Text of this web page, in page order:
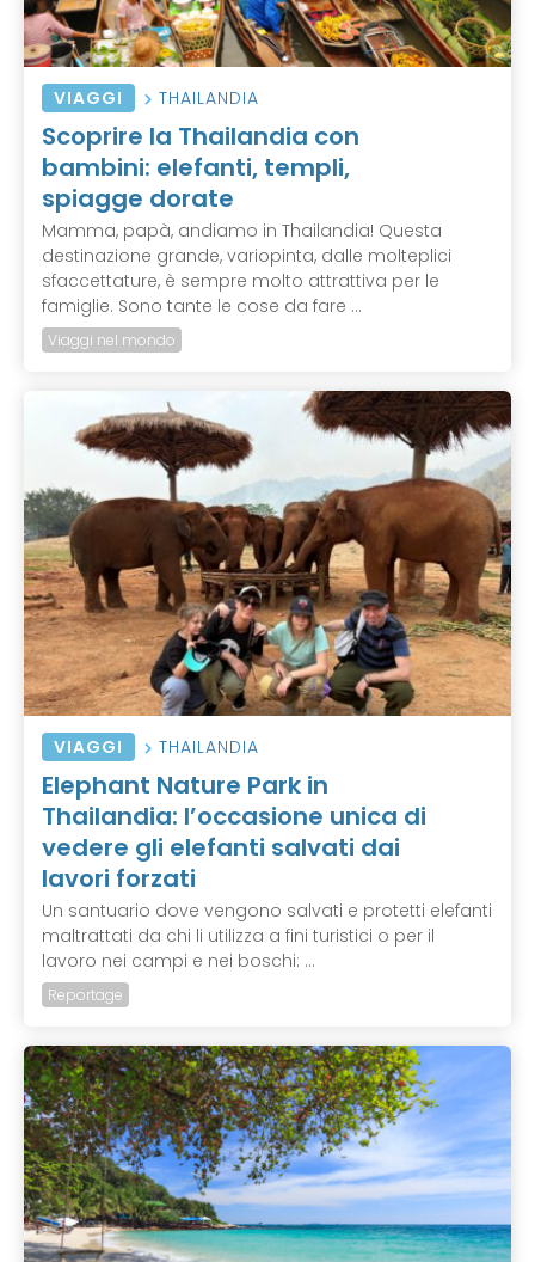
VIAGGI THAILANDIA
Scoprire la Thailandia con
bambini: elefanti, templi,
spiagge dorate
Mamma, papà, andiamo in Thailandia! Questa
destinazione grande, variopinta, dalle molteplici
sfaccettature, è sempre molto attrattiva per le
famiglie. Sono tante le cose da fare ...
Viaggi nel mondo
VIAGGI THAILANDIA
Elephant Nature Park in
Thailandia: l’occasione unica di
vedere gli elefanti salvati dai
lavori forzati
Un santuario dove vengono salvati e protetti elefanti
maltrattati da chi li utilizza a fini turistici o per il
lavoro nei campi e nei boschi: ...
Reportage